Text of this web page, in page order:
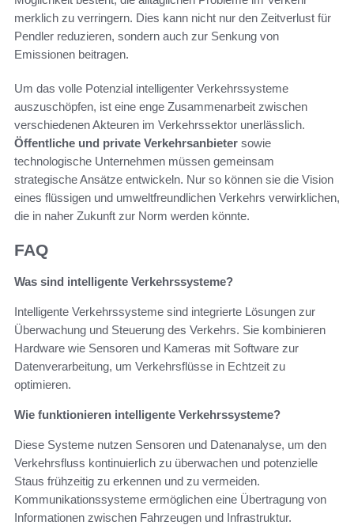
merklich zu verringern. Dies kann nicht nur den Zeitverlust für
Pendler reduzieren, sondern auch zur Senkung von
Emissionen beitragen.
Um das volle Potenzial intelligenter Verkehrssysteme
auszuschöpfen, ist eine enge Zusammenarbeit zwischen
verschiedenen Akteuren im Verkehrssektor unerlässlich.
Öffentliche und private Verkehrsanbieter sowie
technologische Unternehmen müssen gemeinsam
strategische Ansätze entwickeln. Nur so können sie die Vision
eines flüssigen und umweltfreundlichen Verkehrs verwirklichen,
die in naher Zukunft zur Norm werden könnte.
FAQ
Was sind intelligente Verkehrssysteme?
Intelligente Verkehrssysteme sind integrierte Lösungen zur
Überwachung und Steuerung des Verkehrs. Sie kombinieren
Hardware wie Sensoren und Kameras mit Software zur
Datenverarbeitung, um Verkehrsflüsse in Echtzeit zu
optimieren.
Wie funktionieren intelligente Verkehrssysteme?
Diese Systeme nutzen Sensoren und Datenanalyse, um den
Verkehrsfluss kontinuierlich zu überwachen und potenzielle
Staus frühzeitig zu erkennen und zu vermeiden.
Kommunikationssysteme ermöglichen eine Übertragung von
Informationen zwischen Fahrzeugen und Infrastruktur.